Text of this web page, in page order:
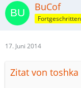
BuCof
17. Juni 2014
Zitat von toshka